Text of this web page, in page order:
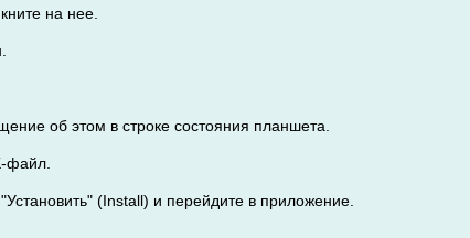
на нее.
об этом в строке состояния планшета.
файл.
(Install) и перейдите в приложение.